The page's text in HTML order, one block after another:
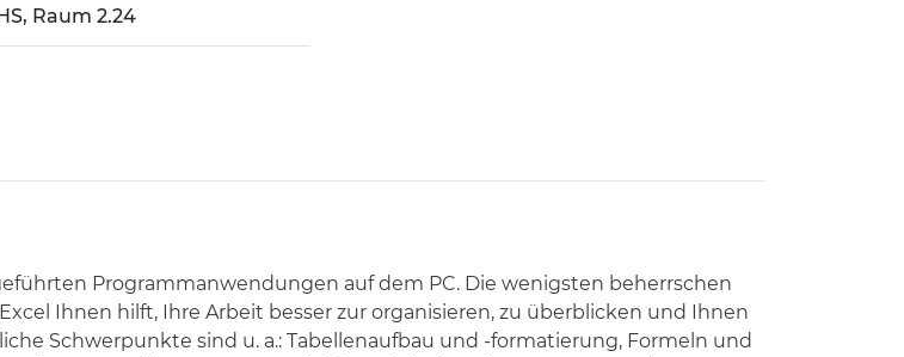
Raum 2.24
Programmanwendungen auf dem PC. Die wenigsten beherrschen
Ihnen hilft, Ihre Arbeit besser zur organisieren, zu überblicken und Ihnen
Schwerpunkte sind u. a.: Tabellenaufbau und -formatierung, Formeln und